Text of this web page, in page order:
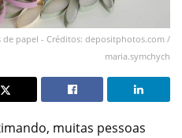
papel - Créditos: depositphotos.com /
maria.symchych
muitas pessoas